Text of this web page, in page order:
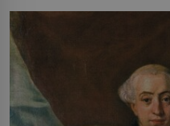
práce a hlavně klid. Hned